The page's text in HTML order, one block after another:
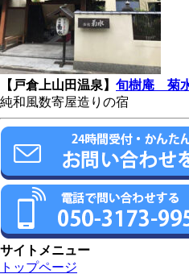
【戸倉上山田温泉】 旬樹庵 菊
純和風数寄屋造りの宿
サイトメニュー
トップページ